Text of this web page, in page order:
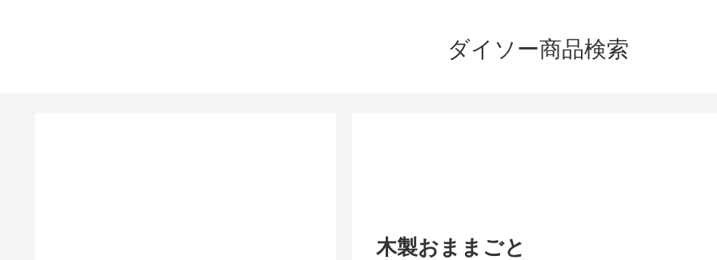
ダイソー商品検索
木製おままごと